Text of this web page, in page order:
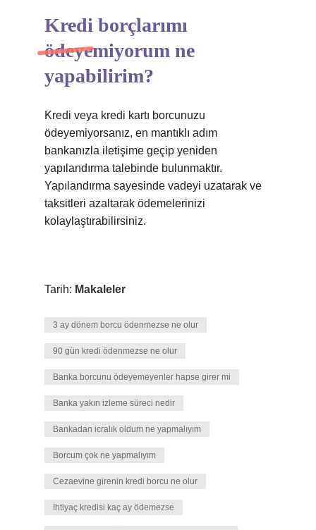
Kredi borçlarımı
ödeyemiyorum ne
yapabilirim?
Kredi veya kredi kartı borcunuzu
ödeyemiyorsanız, en mantıklı adım
bankanızla iletişime geçip yeniden
yapılandırma talebinde bulunmaktır.
Yapılandırma sayesinde vadeyi uzatarak ve
taksitleri azaltarak ödemelerinizi
kolaylaştırabilirsiniz.
Tarih: Makaleler
3 ay dönem borcu ödenmezse ne olur
90 gün kredi ödenmezse ne olur
Banka borcunu ödeyemeyenler hapse girer mi
Banka yakın izleme süreci nedir
Bankadan icralık oldum ne yapmalıyım
Borcum çok ne yapmalıyım
Cezaevine girenin kredi borcu ne olur
İhtiyaç kredisi kaç ay ödemezse